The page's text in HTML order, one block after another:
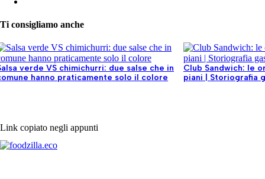
Ti consigliamo anche
verde VS chimichurri: due salse che in
hanno praticamente solo il colore
Club Sandwich: le
piani | Storiografia
Link copiato negli appunti